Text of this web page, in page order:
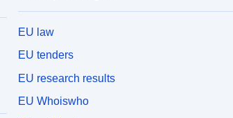
EU law
EU tenders
EU research results
EU Whoiswho